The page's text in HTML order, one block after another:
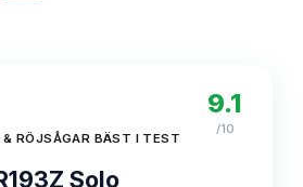
& RÖJSÅGAR BÄST I TEST
Solo
9.1
/10